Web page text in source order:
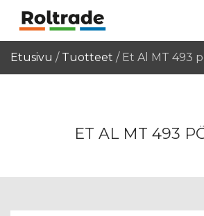
Etusivu / Tuotteet / Et Al MT 493
ET AL MT 493